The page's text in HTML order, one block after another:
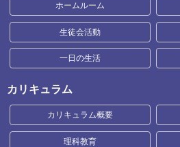
ホームルーム
生徒会活動
一日の生活
カリキュラム
カリキュラム概要
理科教育